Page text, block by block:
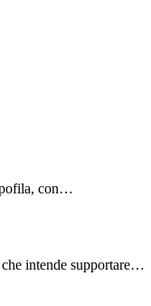
con…
intende supportare…